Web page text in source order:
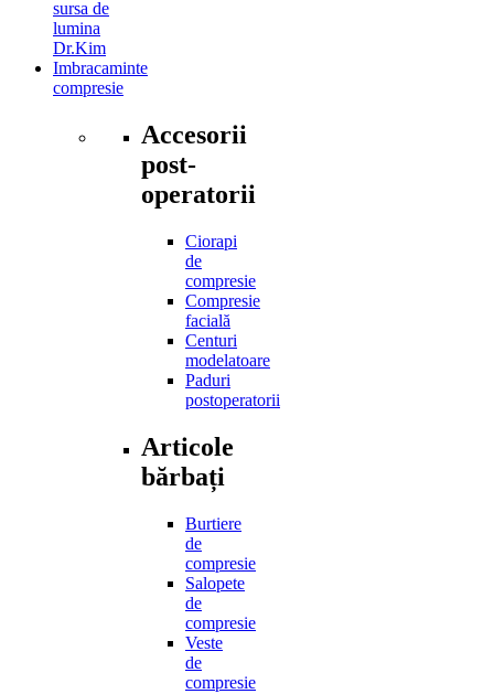
sursa de
lumina
Dr.Kim
Imbracaminte
compresie
Accesorii
post-
operatorii
Ciorapi
de
compresie
Compresie
facială
Centuri
modelatoare
Paduri
postoperatorii
Articole
bărbați
Burtiere
de
compresie
Salopete
de
compresie
Veste
de
compresie